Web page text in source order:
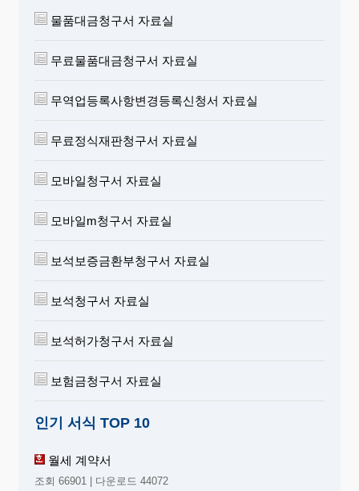
물품대금청구서 자료실
무료물품대금청구서 자료실
무역업등록사항변경등록신청서 자료실
무료정식재판청구서 자료실
모바일청구서 자료실
모바일m청구서 자료실
보석보증금환부청구서 자료실
보석청구서 자료실
보석허가청구서 자료실
보험금청구서 자료실
인기 서식 TOP 10
월세 계약서
조회 66901 | 다운로드 44072